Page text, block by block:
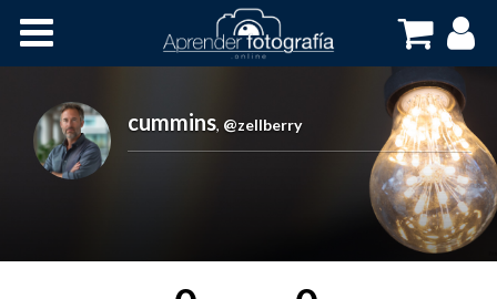
Cursos OnLine
cummins, @zellberry